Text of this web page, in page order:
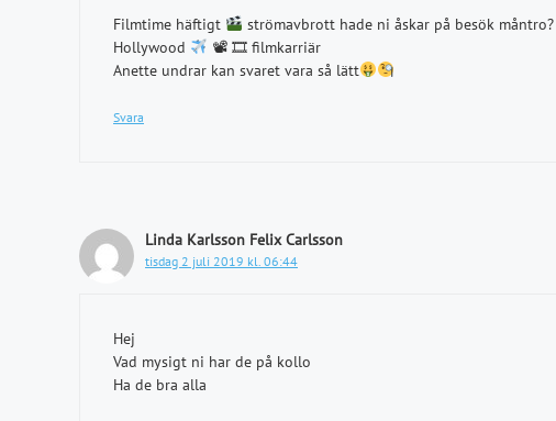
Filmtime häftigt
strömavbrott hade ni åskar på besök
Hollywood
📽 🎞 filmkarriär
Anette undrar kan svaret vara så lätt
Svara
Linda Karlsson Felix Carlsson
tisdag 2 juli 2019 kl. 06:44
Hej
Vad mysigt ni har de på kollo
Ha de bra alla